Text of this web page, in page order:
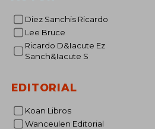
Diez Sanchis Ricardo
Lee Bruce
Ricardo D&Iacute Ez
Sanch&Iacute S
EDITORIAL
Koan Libros
Wanceulen Editorial